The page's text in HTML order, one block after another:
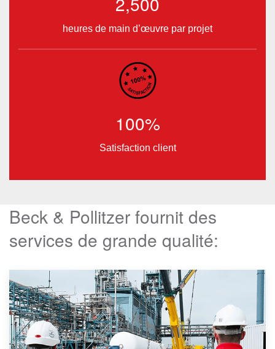
heures de main d’œuvre par projet
100%
Satisfaction client
Beck & Pollitzer fournit des
services de grande qualité: